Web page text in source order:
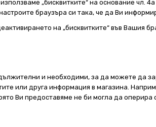
„бисквитките“ на основание чл.
браузъра си така, че да Ви
на „бисквитките“ във Вашия
и необходими, за да можете да
или друга информация в магазина.
Ви предоставяме не би могла да